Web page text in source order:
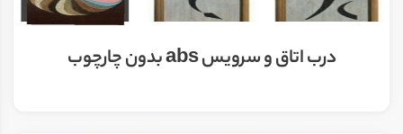
درب اتاق و سرویس abs بدون چارچوب